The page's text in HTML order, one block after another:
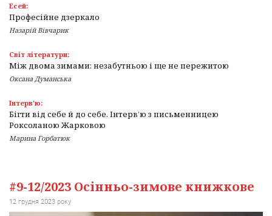
Есей:
Професійне дзеркало
Назарій Вівчарик
Світ літератури:
Між двома зимами: незабутньою і ще не пережитою
Оксана Думанська
Інтерв'ю:
Бігти від себе й до себе. Інтерв’ю з письменницею
Роксоланою Жарковою
Марина Горбатюк
#9-12/2023 Осінньо-зимове книжкове
12 грудня 2023 року